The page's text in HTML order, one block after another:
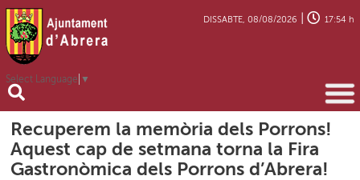
Select Language ▼
DISSABTE, 08/08/2026 17:54 h
Recuperem la memòria dels Porrons!
Aquest cap de setmana torna la Fira
Gastronòmica dels Porrons d’Abrera!